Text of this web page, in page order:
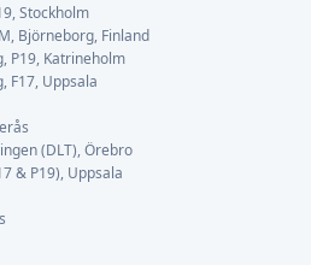
Stockholm
Björneborg, Finland
P19, Katrineholm
F17, Uppsala
(DLT), Örebro
& P19), Uppsala